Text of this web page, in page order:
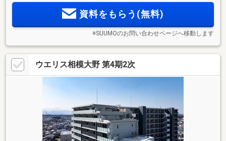
は平置中心/全122台分確保(月額4000円～)
資料をもらう(無料)
※SUUMOのお問い合わせページへ移動します
ウエリス相模大野 第4期2次